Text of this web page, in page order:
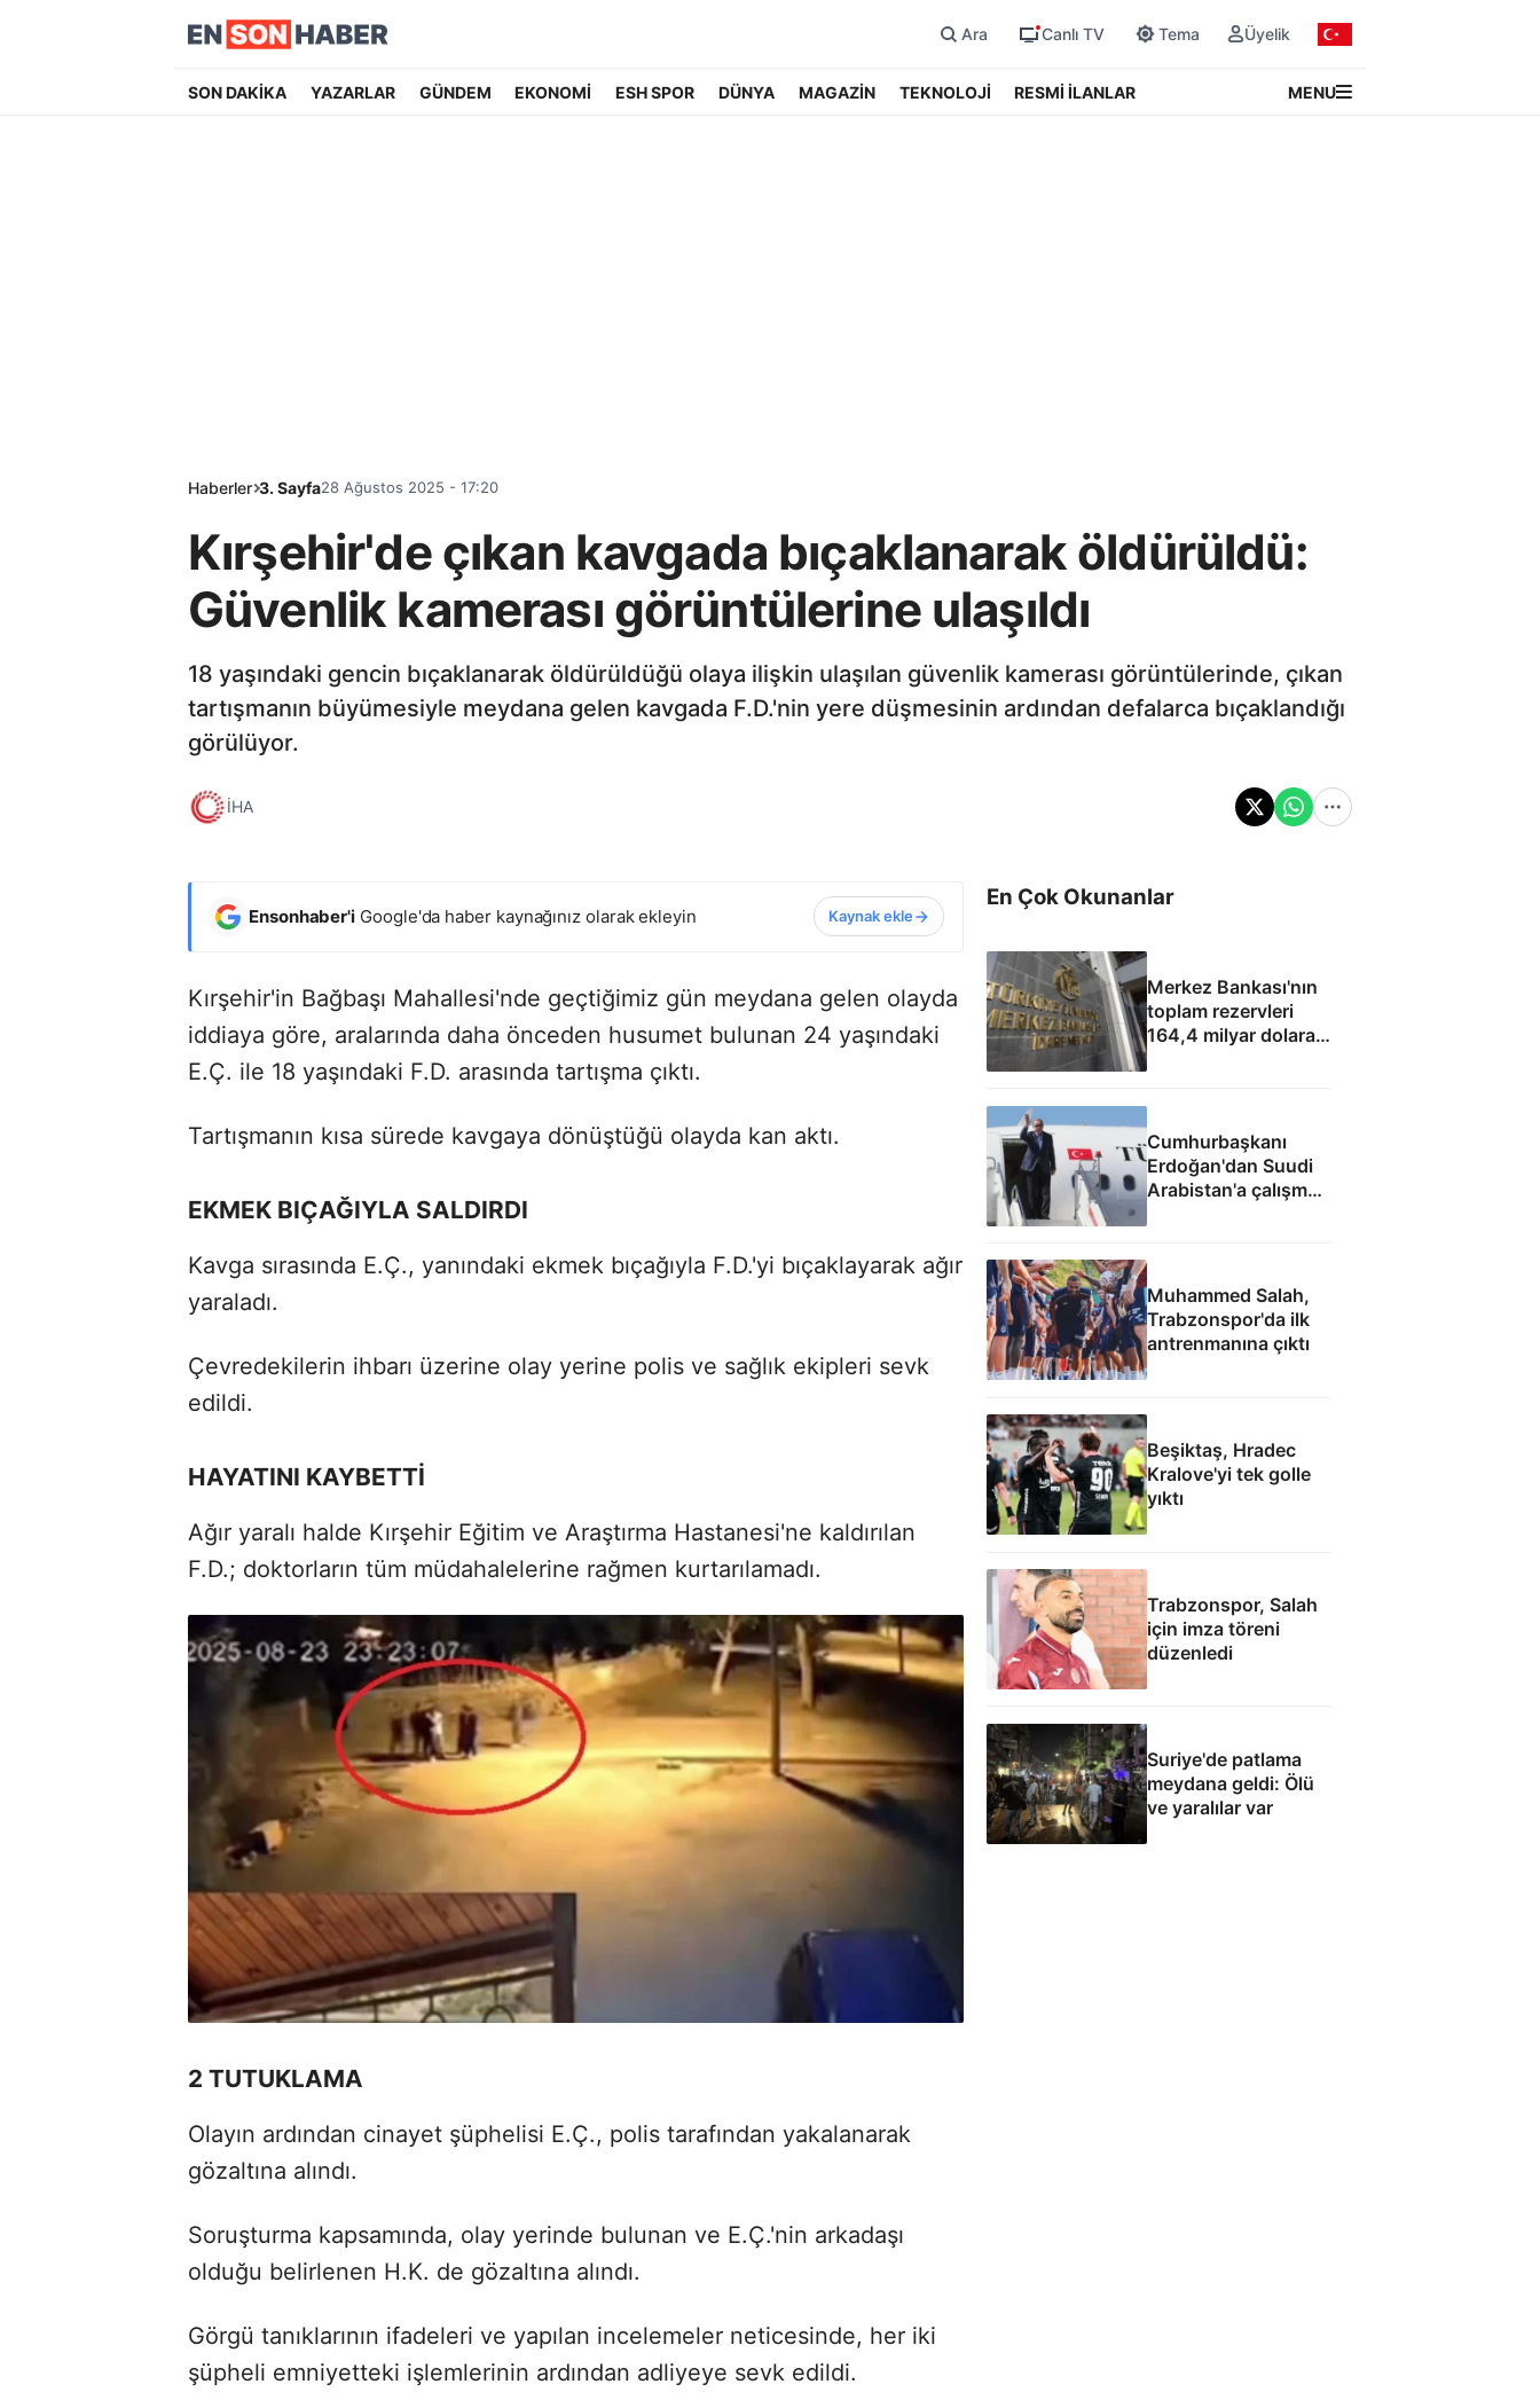
Ara Canlı TV Tema Üyelik
SON DAKİKA YAZARLAR GÜNDEM EKONOMİ ESH SPOR DÜNYA MAGAZİN TEKNOLOJİ RESMİ İLANLAR MENU
Haberler 3. Sayfa28 Ağustos 2025 - 17:20
Kırşehir'de çıkan kavgada bıçaklanarak öldürüldü:
Güvenlik kamerası görüntülerine ulaşıldı
18 yaşındaki gencin bıçaklanarak öldürüldüğü olaya ilişkin ulaşılan güvenlik kamerası görüntülerinde, çıkan
tartışmanın büyümesiyle meydana gelen kavgada F.D.'nin yere düşmesinin ardından defalarca bıçaklandığı
görülüyor.
İHA
Ensonhaber'i Google'da haber kaynağınız olarak ekleyin Kaynak ekle
Kırşehir'in Bağbaşı Mahallesi'nde geçtiğimiz gün meydana gelen olayda
iddiaya göre, aralarında daha önceden husumet bulunan 24 yaşındaki
E.Ç. ile 18 yaşındaki F.D. arasında tartışma çıktı.
Tartışmanın kısa sürede kavgaya dönüştüğü olayda kan aktı.
EKMEK BIÇAĞIYLA SALDIRDI
Kavga sırasında E.Ç., yanındaki ekmek bıçağıyla F.D.'yi bıçaklayarak ağır
yaraladı.
Çevredekilerin ihbarı üzerine olay yerine polis ve sağlık ekipleri sevk
edildi.
HAYATINI KAYBETTİ
Ağır yaralı halde Kırşehir Eğitim ve Araştırma Hastanesi'ne kaldırılan
F.D.; doktorların tüm müdahalelerine rağmen kurtarılamadı.
2 TUTUKLAMA
Olayın ardından cinayet şüphelisi E.Ç., polis tarafından yakalanarak
gözaltına alındı.
Soruşturma kapsamında, olay yerinde bulunan ve E.Ç.'nin arkadaşı
olduğu belirlenen H.K. de gözaltına alındı.
Görgü tanıklarının ifadeleri ve yapılan incelemeler neticesinde, her iki
şüpheli emniyetteki işlemlerinin ardından adliyeye sevk edildi.
En Çok Okunanlar
Merkez Bankası'nın
toplam rezervleri
164,4 milyar dolara
yükseldi
Cumhurbaşkanı
Erdoğan'dan Suudi
Arabistan'a çalışma
Muhammed Salah,
Trabzonspor'da ilk
antrenmanına çıktı
Beşiktaş, Hradec
Kralove'yi tek golle
yıktı
Trabzonspor, Salah
için imza töreni
düzenledi
Suriye'de patlama
meydana geldi: Ölü
ve yaralılar var